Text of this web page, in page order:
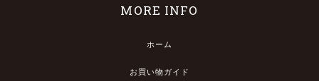
MORE INFO
ホーム
お買い物ガイド